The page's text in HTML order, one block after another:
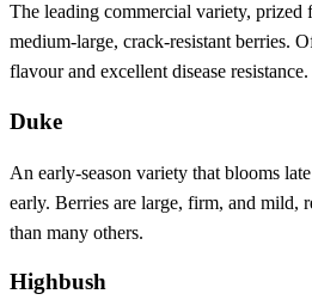
The leading commercial variety, prized
medium-large, crack-resistant berries.
flavour and excellent disease resistance.
Duke
An early-season variety that blooms
early. Berries are large, firm, and mild,
than many others.
Highbush